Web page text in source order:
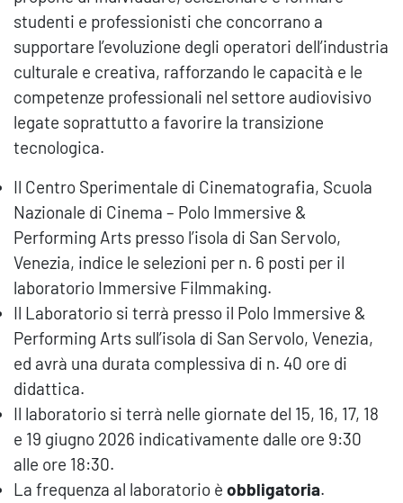
studenti e professionisti che concorrano a
supportare l’evoluzione degli operatori dell’industria
culturale e creativa, rafforzando le capacità e le
competenze professionali nel settore audiovisivo
legate soprattutto a favorire la transizione
tecnologica.
Il Centro Sperimentale di Cinematografia, Scuola
Nazionale di Cinema – Polo Immersive &
Performing Arts presso l’isola di San Servolo,
Venezia, indice le selezioni per n. 6 posti per il
laboratorio Immersive Filmmaking.
Il Laboratorio si terrà presso il Polo Immersive &
Performing Arts sull’isola di San Servolo, Venezia,
ed avrà una durata complessiva di n. 40 ore di
didattica.
Il laboratorio si terrà nelle giornate del 15, 16, 17, 18
e 19 giugno 2026 indicativamente dalle ore 9:30
alle ore 18:30.
La frequenza al laboratorio è obbligatoria.